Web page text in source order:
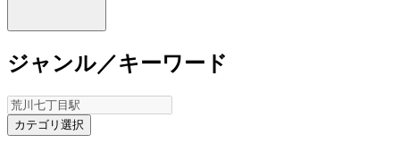
ジャンル／キーワード
カテゴリ選択